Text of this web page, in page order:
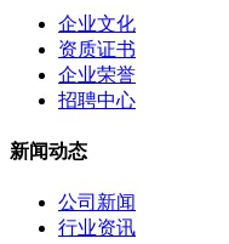
企业文化
资质证书
企业荣誉
招聘中心
新闻动态
公司新闻
行业资讯